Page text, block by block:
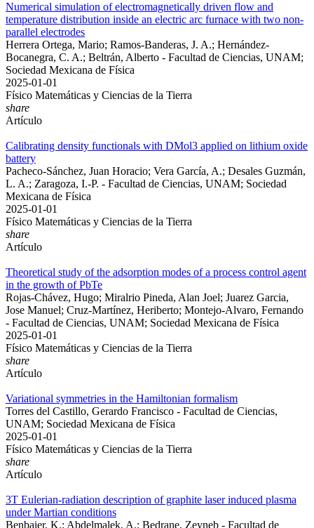
Numerical simulation of electromagnetically driven flow and
temperature distribution inside an electric arc furnace with two non-
parallel electrodes
Herrera Ortega, Mario; Ramos-Banderas, J. A.; Hernández-
Bocanegra, C. A.; Beltrán, Alberto - Facultad de Ciencias, UNAM;
Sociedad Mexicana de Física
2025-01-01
Físico Matemáticas y Ciencias de la Tierra
share
Artículo
Calibrating density functionals with DMol3 applied on lithium oxide
battery
Pacheco-Sánchez, Juan Horacio; Vera García, A.; Desales Guzmán,
L. A.; Zaragoza, I.-P. - Facultad de Ciencias, UNAM; Sociedad
Mexicana de Física
2025-01-01
Físico Matemáticas y Ciencias de la Tierra
share
Artículo
Theoretical study of the adsorption modes of a process control agent
in the growth of PbTe
Rojas-Chávez, Hugo; Miralrio Pineda, Alan Joel; Juarez Garcia,
Jose Manuel; Cruz-Martínez, Heriberto; Montejo-Alvaro, Fernando
- Facultad de Ciencias, UNAM; Sociedad Mexicana de Física
2025-01-01
Físico Matemáticas y Ciencias de la Tierra
share
Artículo
Variational symmetries in the Hamiltonian formalism
Torres del Castillo, Gerardo Francisco - Facultad de Ciencias,
UNAM; Sociedad Mexicana de Física
2025-01-01
Físico Matemáticas y Ciencias de la Tierra
share
Artículo
3T Eulerian-radiation description of graphite laser induced plasma
under Martian conditions
Benbaier, K.; Abdelmalek, A.; Bedrane, Zeyneb - Facultad de